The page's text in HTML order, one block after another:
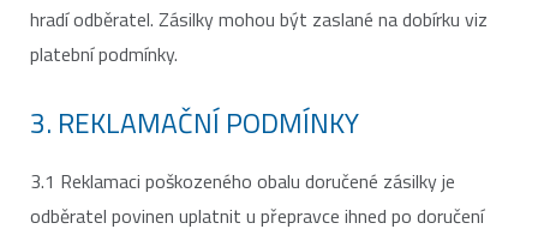
hradí odběratel. Zásilky mohou být zaslané na dobírku viz
platební podmínky.
3. REKLAMAČNÍ PODMÍNKY
3.1 Reklamaci poškozeného obalu doručené zásilky je
odběratel povinen uplatnit u přepravce ihned po doručení